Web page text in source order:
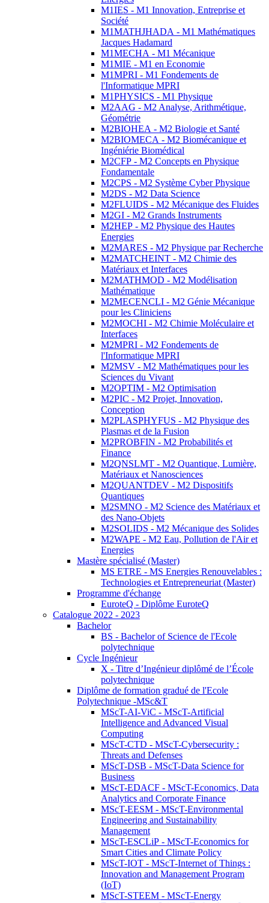
M1IES - M1 Innovation, Entreprise et
Société
M1MATHJHADA - M1 Mathématiques
Jacques Hadamard
M1MECHA - M1 Mécanique
M1MIE - M1 en Economie
M1MPRI - M1 Fondements de
l'Informatique MPRI
M1PHYSICS - M1 Physique
M2AAG - M2 Analyse, Arithmétique,
Géométrie
M2BIOHEA - M2 Biologie et Santé
M2BIOMECA - M2 Biomécanique et
Ingéniérie Biomédical
M2CFP - M2 Concepts en Physique
Fondamentale
M2CPS - M2 Système Cyber Physique
M2DS - M2 Data Science
M2FLUIDS - M2 Mécanique des Fluides
M2GI - M2 Grands Instruments
M2HEP - M2 Physique des Hautes
Energies
M2MARES - M2 Physique par Recherche
M2MATCHEINT - M2 Chimie des
Matériaux et Interfaces
M2MATHMOD - M2 Modélisation
Mathématique
M2MECENCLI - M2 Génie Mécanique
pour les Cliniciens
M2MOCHI - M2 Chimie Moléculaire et
Interfaces
M2MPRI - M2 Fondements de
l'Informatique MPRI
M2MSV - M2 Mathématiques pour les
Sciences du Vivant
M2OPTIM - M2 Optimisation
M2PIC - M2 Projet, Innovation,
Conception
M2PLASPHYFUS - M2 Physique des
Plasmas et de la Fusion
M2PROBFIN - M2 Probabilités et
Finance
M2QNSLMT - M2 Quantique, Lumière,
Matériaux et Nanosciences
M2QUANTDEV - M2 Dispositifs
Quantiques
M2SMNO - M2 Science des Matériaux et
des Nano-Objets
M2SOLIDS - M2 Mécanique des Solides
M2WAPE - M2 Eau, Pollution de l'Air et
Energies
Mastère spécialisé (Master)
MS ETRE - MS Energies Renouvelables :
Technologies et Entrepreneuriat (Master)
Programme d'échange
EuroteQ - Diplôme EuroteQ
Catalogue 2022 - 2023
Bachelor
BS - Bachelor of Science de l'Ecole
polytechnique
Cycle Ingénieur
X - Titre d’Ingénieur diplômé de l’École
polytechnique
Diplôme de formation gradué de l'Ecole
Polytechnique -MSc&T
MScT-AI-ViC - MScT-Artificial
Intelligence and Advanced Visual
Computing
MScT-CTD - MScT-Cybersecurity :
Threats and Defenses
MScT-DSB - MScT-Data Science for
Business
MScT-EDACF - MScT-Economics, Data
Analytics and Corporate Finance
MScT-EESM - MScT-Environmental
Engineering and Sustainability
Management
MScT-ESCLiP - MScT-Economics for
Smart Cities and Climate Policy
MScT-IOT - MScT-Internet of Things :
Innovation and Management Program
(IoT)
MScT-STEEM - MScT-Energy